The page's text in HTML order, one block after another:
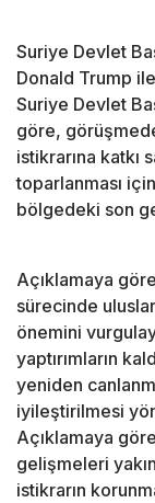
Suriye Devlet
Donald Trump
Suriye Devlet
göre,
istikrarına katkı
toparlanması
bölgedeki son
Açıklamaya
sürecinde
önemini
yaptırımların
yeniden
iyileştirilmesi
Açıklamaya
gelişmeleri
istikrarın